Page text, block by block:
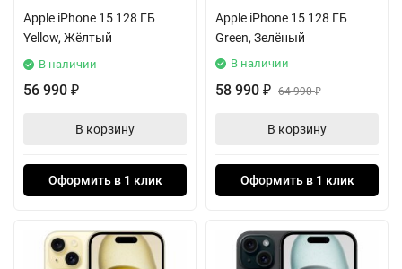
Apple iPhone 15 128 ГБ
Yellow, Жёлтый
В наличии
56 990 ₽
В корзину
Оформить в 1 клик
Apple iPhone 15 128 ГБ
Green, Зелёный
В наличии
58 990 ₽ 64 990₽
В корзину
Оформить в 1 клик